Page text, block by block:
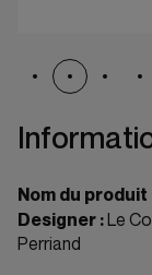
Nom du produit
Designer :Le
Perriand